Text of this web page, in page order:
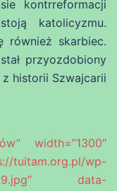
kontrreformacji
katolicyzmu.
również skarbiec.
przyozdobiony
historii Szwajcarii
width=”1300″
tuitam.org.pl/wp-
data-